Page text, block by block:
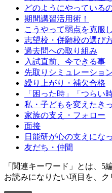
どのようにやっている
期間講習活用術！
こうやって弱点を克服
志望校・併願校の選び
過去問への取り組み
入試直前、今できる事
先取りシミュレーショ
繰り上がり・補欠合格
「困った時」「つらい
私・子どもを変えたき
家族の支え・フォロー
面接
日能研が心の支えにな
友だち・仲間
「関連キーワード」とは、5
お読みになりたい項目を、ク